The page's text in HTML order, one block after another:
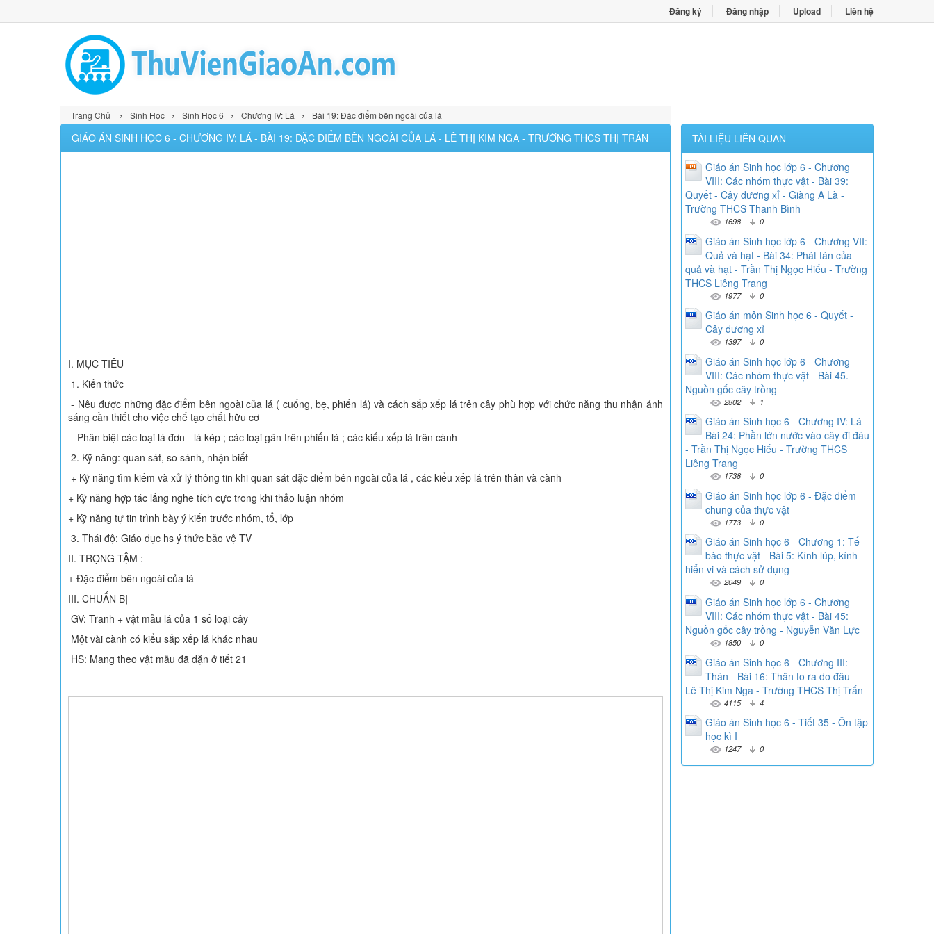
Đăng ký Đăng nhập Upload Liên hệ
Trang Chủ › Sinh Học › Sinh Học 6 › Chương IV: Lá › Bài 19: Đặc điểm bên ngoài của lá
GIÁO ÁN SINH HỌC 6 - CHƯƠNG IV: LÁ - BÀI 19: ĐẶC ĐIỂM BÊN NGOÀI CỦA LÁ - LÊ THỊ KIM NGA - TRƯỜNG THCS THỊ TRẤN
I. MỤC TIÊU
1. Kiến thức
- Nêu được những đặc điểm bên ngoài của lá ( cuống, bẹ, phiến lá) và cách sắp xếp lá trên cây phù hợp với chức năng thu nhận ánh
sáng cần thiết cho việc chế tạo chất hữu cơ
- Phân biệt các loại lá đơn - lá kép ; các loại gân trên phiến lá ; các kiểu xếp lá trên cành
2. Kỹ năng: quan sát, so sánh, nhận biết
+ Kỹ năng tìm kiếm và xử lý thông tin khi quan sát đặc điểm bên ngoài của lá , các kiểu xếp lá trên thân và cành
+ Kỹ năng hợp tác lắng nghe tích cực trong khi thảo luận nhóm
+ Kỹ năng tự tin trình bày ý kiến trước nhóm, tổ, lớp
3. Thái độ: Giáo dục hs ý thức bảo vệ TV
II. TRỌNG TẬM :
+ Đặc điểm bên ngoài của lá
III. CHUẨN BỊ
GV: Tranh + vật mẫu lá của 1 số loại cây
Một vài cành có kiểu sắp xếp lá khác nhau
HS: Mang theo vật mẫu đã dặn ở tiết 21
TÀI LIỆU LIÊN QUAN
Giáo án Sinh học lớp 6 - Chương
VIII: Các nhóm thực vật - Bài 39:
Quyết - Cây dương xỉ - Giàng A Là -
Trường THCS Thanh Bình
1698 0
Giáo án Sinh học lớp 6 - Chương VII:
Quả và hạt - Bài 34: Phát tán của
quả và hạt - Trần Thị Ngọc Hiếu - Trường
THCS Liêng Trang
1977 0
Giáo án môn Sinh học 6 - Quyết -
Cây dương xỉ
1397 0
Giáo án Sinh học lớp 6 - Chương
VIII: Các nhóm thực vật - Bài 45.
Nguồn gốc cây trồng
2802 1
Giáo án Sinh học 6 - Chương IV: Lá -
Bài 24: Phần lớn nước vào cây đi đâu
- Trần Thị Ngọc Hiếu - Trường THCS
Liêng Trang
1738 0
Giáo án Sinh học lớp 6 - Đặc điểm
chung của thực vật
1773 0
Giáo án Sinh học 6 - Chương 1: Tế
bào thực vật - Bài 5: Kính lúp, kính
hiển vi và cách sử dụng
2049 0
Giáo án Sinh học lớp 6 - Chương
VIII: Các nhóm thực vật - Bài 45:
Nguồn gốc cây trồng - Nguyễn Văn Lực
1850 0
Giáo án Sinh học 6 - Chương III:
Thân - Bài 16: Thân to ra do đâu -
Lê Thị Kim Nga - Trường THCS Thị Trấn
4115 4
Giáo án Sinh học 6 - Tiết 35 - Ôn tập
học kì I
1247 0